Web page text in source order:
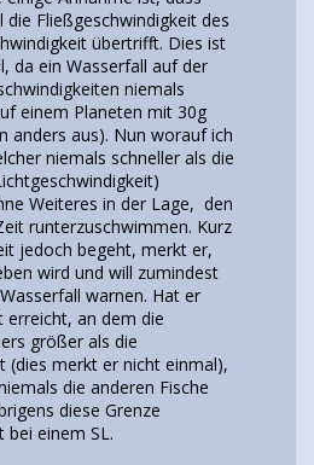
Fließgeschwindigkeit des
übertrifft. Dies ist
da ein Wasserfall auf der
niemals
einem Planeten mit 30g
anders aus). Nun worauf ich
niemals schneller als die
Weiteres in der Lage, den
runterzuschwimmen. Kurz
jedoch begeht, merkt er,
wird und will zumindest
warnen. Hat er
erreicht, an dem die
größer als die
(dies merkt er nicht einmal),
die anderen Fische
diese Grenze
einem SL.